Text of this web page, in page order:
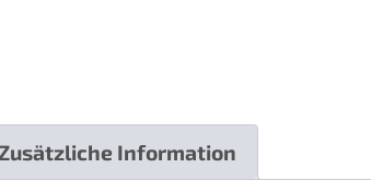
Information